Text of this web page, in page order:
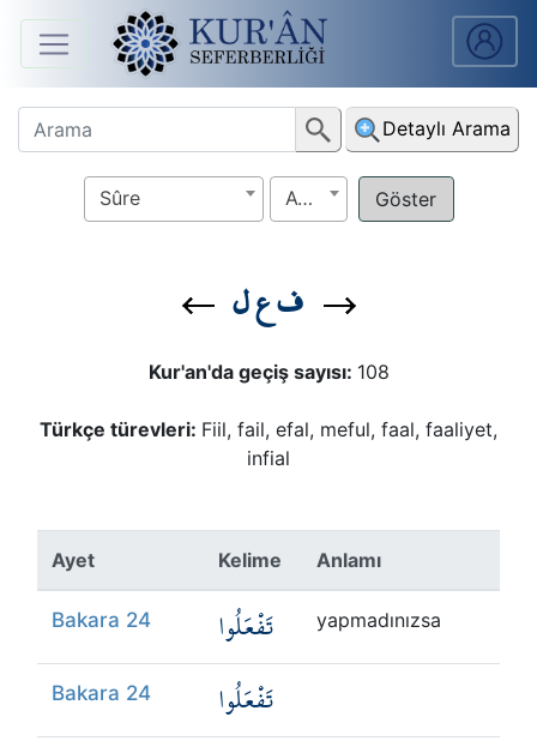
Anasayfa
Sûreler
Arapça
Kökler
Üyelik
Detaylı Arama
Sûre Ayet
ف ع ل
Kur'an'da geçiş sayısı: 108
Türkçe türevleri: Fiil, fail, efal, meful, faal, faaliyet,
infial
Ayet Kelime Anlamı
Bakara 24 تَفْعَلُوا yapmadınızsa
Bakara 24 تَفْعَلُوا